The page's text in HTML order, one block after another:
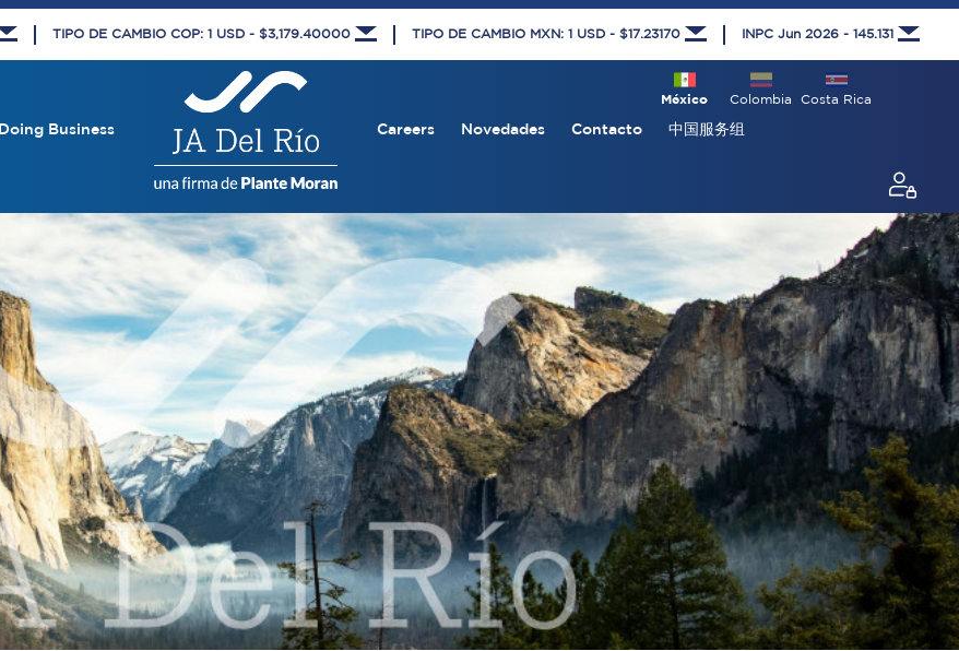
TIPO DE CAMBIO COP: 1 USD - $3,179.40000 TIPO DE CAMBIO MXN: 1 USD - $17.23170 INPC Jun 2026 - 145.131
Costa Rica
Colombia
México
Doing Business Careers Novedades Contacto 中国服务组